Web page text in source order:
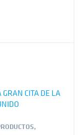
CITA DE LA
,